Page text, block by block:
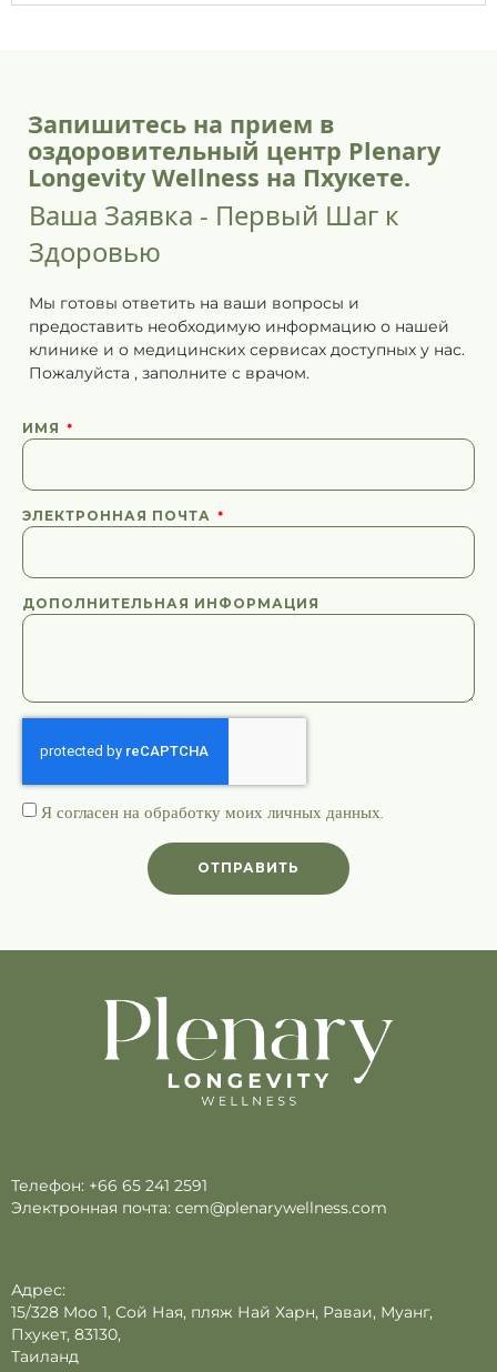
Запишитесь на прием в
оздоровительный центр Plenary
Longevity Wellness на Пхукете.
Ваша Заявка - Первый Шаг к
Здоровью
Мы готовы ответить на ваши вопросы и
предоставить необходимую информацию о нашей
клинике и о медицинских сервисах доступных у нас.
Пожалуйста , заполните с врачом.
ИМЯ
ЭЛЕКТРОННАЯ ПОЧТА
ДОПОЛНИТЕЛЬНАЯ ИНФОРМАЦИЯ
Я согласен на обработку моих личных данных.
ОТПРАВИТЬ
Телефон: +66 65 241 2591
Электронная почта: cem@plenarywellness.com
Адрес:
15/328 Moo 1, Сой Ная, пляж Най Харн, Раваи, Муанг,
Пхукет, 83130,
Таиланд